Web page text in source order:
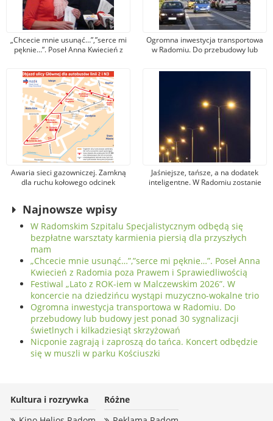
„Chcecie mnie usunąć…”,”serce mi
pęknie…”. Poseł Anna Kwiecień z
Sprawiedliwością
Ogromna inwestycja transportowa
w Radomiu. Do przebudowy lub
świetlnych i kilkadziesiąt
Awaria sieci gazowniczej. Zamkną
dla ruchu kołowego odcinek
Jaśniejsze, tańsze, a na dodatek
inteligentne. W Radomiu zostanie
Najnowsze wpisy
W Radomskim Szpitalu Specjalistycznym odbędą się
bezpłatne warsztaty karmienia piersią dla przyszłych
mam
„Chcecie mnie usunąć…”,”serce mi pęknie…”. Poseł Anna
Kwiecień z Radomia poza Prawem i Sprawiedliwością
Festiwal „Lato z ROK-iem w Malczewskim 2026”. W
koncercie na dziedzińcu wystąpi muzyczno-wokalne trio
Ogromna inwestycja transportowa w Radomiu. Do
przebudowy lub budowy jest ponad 30 sygnalizacji
świetlnych i kilkadziesiąt skrzyżowań
Nicponie zagrają i zaproszą do tańca. Koncert odbędzie
się w muszli w parku Kościuszki
Kultura i rozrywka
Różne